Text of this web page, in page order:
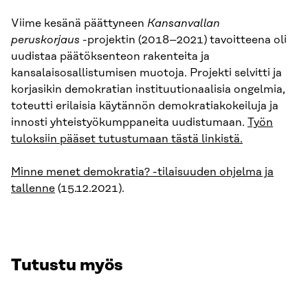
Viime kesänä päättyneen Kansanvallan
peruskorjaus -projektin (2018–2021) tavoitteena oli
uudistaa päätöksenteon rakenteita ja
kansalaisosallistumisen muotoja. Projekti selvitti ja
korjasikin demokratian instituutionaalisia ongelmia,
toteutti erilaisia käytännön demokratiakokeiluja ja
innosti yhteistyökumppaneita uudistumaan. Työn
tuloksiin pääset tutustumaan tästä linkistä.
Minne menet demokratia? -tilaisuuden ohjelma ja
tallenne (15.12.2021).
Tutustu myös